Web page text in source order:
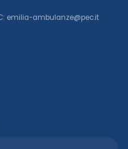
emilia-ambulanze@pec.it